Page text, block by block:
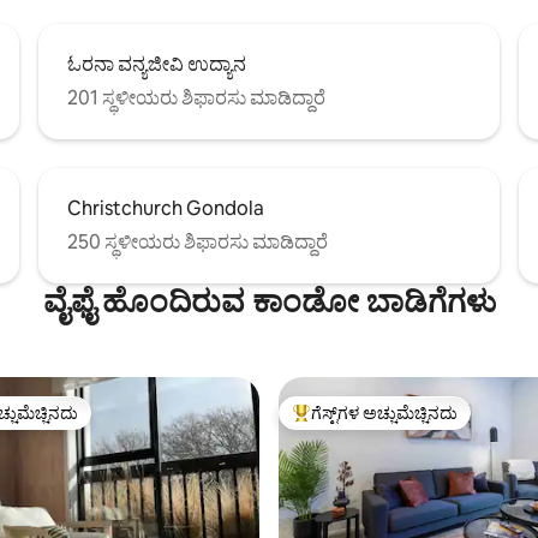
ಓರನಾ ವನ್ಯಜೀವಿ ಉದ್ಯಾನ
201 ಸ್ಥಳೀಯರು ಶಿಫಾರಸು ಮಾಡಿದ್ದಾರೆ
Christchurch Gondola
250 ಸ್ಥಳೀಯರು ಶಿಫಾರಸು ಮಾಡಿದ್ದಾರೆ
ವೈಫೈ ಹೊಂದಿರುವ ಕಾಂಡೋ ಬಾಡಿಗೆಗಳು
ಗೆಸ್ಟ್‌ಗಳಿಗೆ ಅತಿ ಹೆಚ್ಚು ಅಚ್ಚುಮೆಚ್ಚಿನದು
ಗೆಸ್ಟ್‌ಗಳ ಅಚ್ಚುಮೆಚ್ಚಿನದು